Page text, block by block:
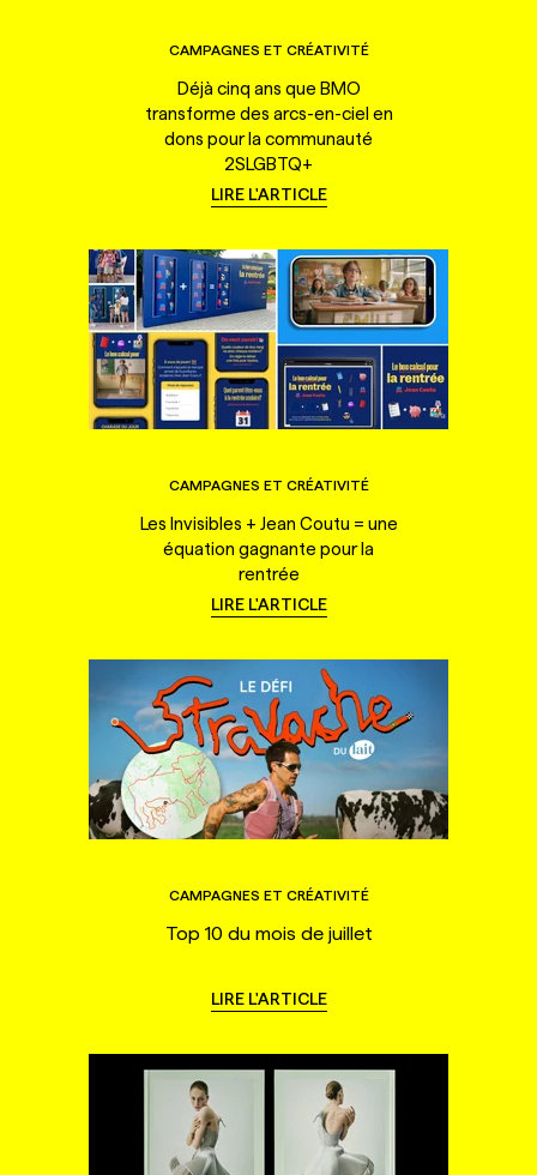
CAMPAGNES ET CRÉATIVITÉ
Déjà cinq ans que BMO
transforme des arcs-en-ciel en
dons pour la communauté
2SLGBTQ+
LIRE L'ARTICLE
CAMPAGNES ET CRÉATIVITÉ
Les Invisibles + Jean Coutu = une
équation gagnante pour la
rentrée
LIRE L'ARTICLE
CAMPAGNES ET CRÉATIVITÉ
Top 10 du mois de juillet
LIRE L'ARTICLE